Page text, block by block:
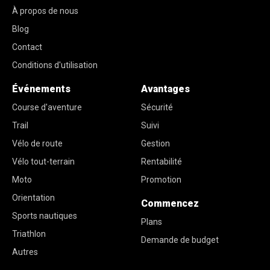
À propos de nous
Blog
Contact
Conditions d'utilisation
Événements
Course d'aventure
Trail
Vélo de route
Vélo tout-terrain
Moto
Orientation
Sports nautiques
Triathlon
Autres
Avantages
Sécurité
Suivi
Gestion
Rentabilité
Promotion
Commencez
Plans
Demande de budget